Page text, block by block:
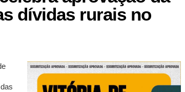
dívidas rurais no